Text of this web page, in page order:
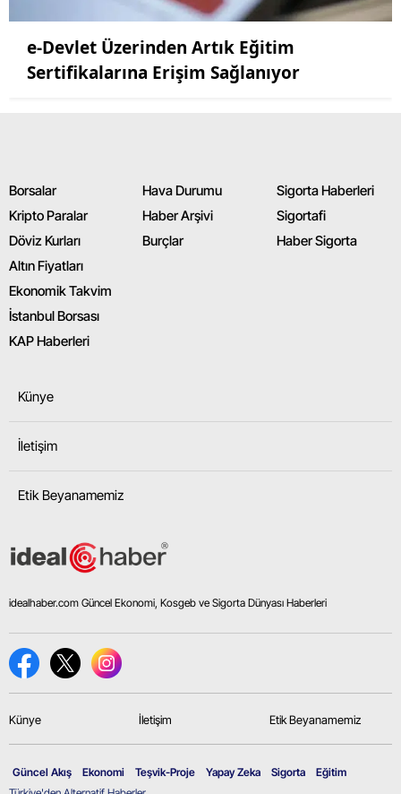
e-Devlet Üzerinden Artık Eğitim
Sertifikalarına Erişim Sağlanıyor
Borsalar
Kripto Paralar
Döviz Kurları
Altın Fiyatları
Ekonomik Takvim
İstanbul Borsası
KAP Haberleri
Hava Durumu
Haber Arşivi
Burçlar
Sigorta Haberleri
Sigortafi
Haber Sigorta
Künye
İletişim
Etik Beyanamemiz
idealhaber.com Güncel Ekonomi, Kosgeb ve Sigorta Dünyası Haberleri
Künye İletişim Etik Beyanamemiz
Güncel Akış Ekonomi Teşvik-Proje Yapay Zeka Sigorta Eğitim